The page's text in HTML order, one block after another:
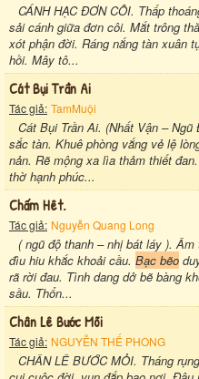
CÁNH HẠC ĐƠN CÔI. Thấp
sải cánh giữa đơn côi. Mắt trông
xót phận đời. Ráng nắng tàn xuân
hồi. Mây tô...
Cát Bụi Trần Ai
Tác giả: TamMuội
Cát Bụi Trần Ai. (Nhất Vận –
sắc tàn. Khuê phòng vắng vẻ lệ
nản. Rẽ mộng xa lìa thảm thiết đan.
thờ hạnh phúc...
Chấm Hêt.
Tác giả: Nguyễn Quang Long
( ngũ độ thanh – nhị bát láy ).
đìu hiu khắc khoải cầu. Bạc bẽo
rã rời đau. Tình dang dở bẽ bàng
sầu. Thổn...
Chân Lê Bước Mõi
Tác giả: NGUYỄN THẾ PHONG
CHÂN LÊ BƯỚC MỎI. Tháng